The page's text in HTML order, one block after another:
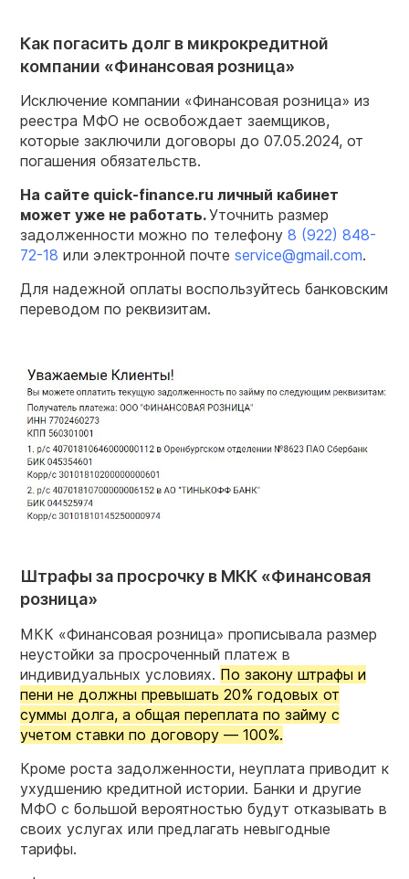
Как погасить долг в микрокредитной
компании «Финансовая розница»
Исключение компании «Финансовая розница» из
реестра МФО не освобождает заемщиков,
которые заключили договоры до 07.05.2024, от
погашения обязательств.
На сайте quick-finance.ru личный кабинет
может уже не работать.Уточнить размер
задолженности можно по телефону 8 (922) 848-
72-18 или электронной почте service@gmail.com.
Для надежной оплаты воспользуйтесь банковским
переводом по реквизитам.
Штрафы за просрочку в МКК «Финансовая
розница»
МКК «Финансовая розница» прописывала размер
неустойки за просроченный платеж в
индивидуальных условиях. По закону штрафы и
пени не должны превышать 20% годовых от
суммы долга, а общая переплата по займу с
учетом ставки по договору — 100%.
Кроме роста задолженности, неуплата приводит к
ухудшению кредитной истории. Банки и другие
МФО с большой вероятностью будут отказывать в
своих услугах или предлагать невыгодные
тарифы.